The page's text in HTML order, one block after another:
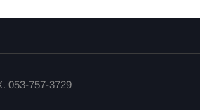
053-757-3729